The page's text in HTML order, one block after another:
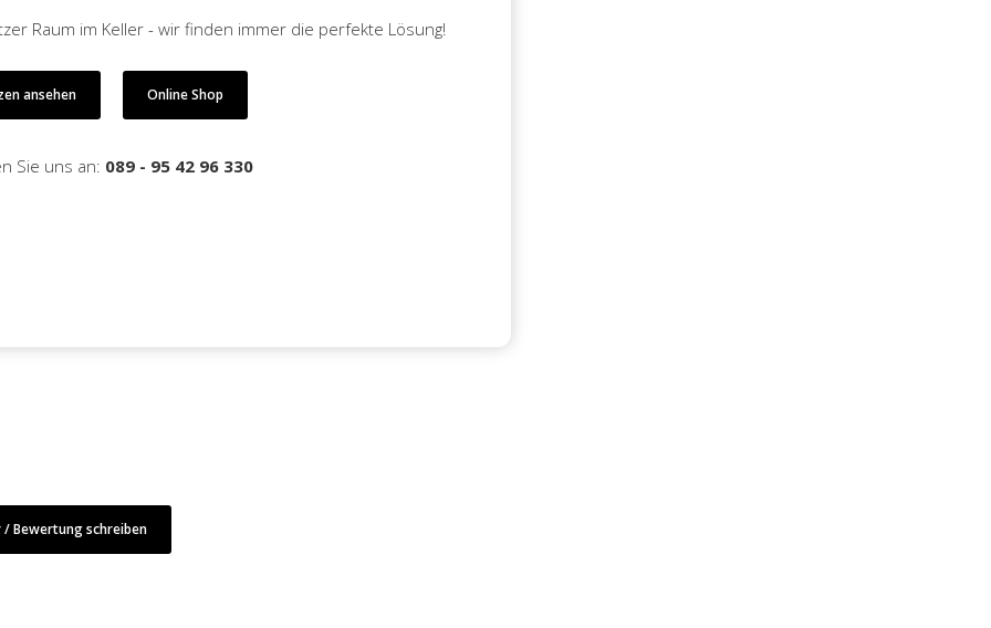
Raum im Keller - wir finden immer die perfekte Lösung!
ansehen Online Shop
Sie uns an: 089 - 95 42 96 330
Bewertung schreiben